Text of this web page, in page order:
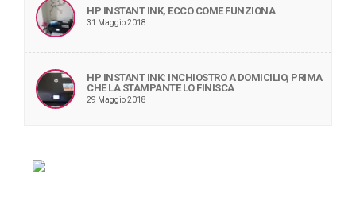
HP INSTANT INK, ECCO COME FUNZIONA
31 Maggio 2018
HP INSTANT INK: INCHIOSTRO A DOMICILIO, PRIMA
CHE LA STAMPANTE LO FINISCA
29 Maggio 2018